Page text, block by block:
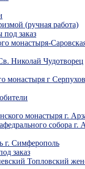
(ручная работа)
заказ
монастыря-
Николай Чудотворец
монастыря г Серпухов
монастыря г.
собора г.
г. Симферополь
заказ
Топловский